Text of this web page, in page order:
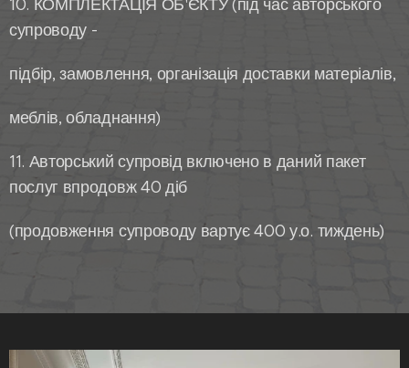
10. КОМПЛЕКТАЦІЯ ОБ'ЄКТУ (під час авторського
супроводу -
підбір, замовлення, організація доставки матеріалів,
меблів, обладнання)
11. Авторський супровід включено в даний пакет
послуг впродовж 40 діб
(продовження супроводу вартує 400 у.о. тиждень)